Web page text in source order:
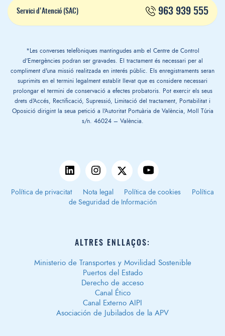
Servici d'Atenció (SAC) 963 939 555
*Les converses telefòniques mantingudes amb el Centre de Control
d'Emergències podran ser gravades. El tractament és necessari per al
compliment d'una missió realitzada en interés públic. Els enregistraments seran
suprimits en el termini legalment establit llevat que es considere necessari
prolongar el termini de conservació a efectes probatoris. Pot exercir els seus
drets d'Accés, Rectificació, Supressió, Limitació del tractament, Portabilitat i
Oposició dirigint la seua petició a l'Autoritat Portuària de València, Moll Túria
s/n. 46024 – València.
Política de privacitat Nota legal Política de cookies
Política
de Seguridad de Información
ALTRES ENLLAÇOS:
Ministerio de Transportes y Movilidad Sostenible
Puertos del Estado
Derecho de acceso
Canal Ético
Canal Externo AIPI
Asociación de Jubilados de la APV